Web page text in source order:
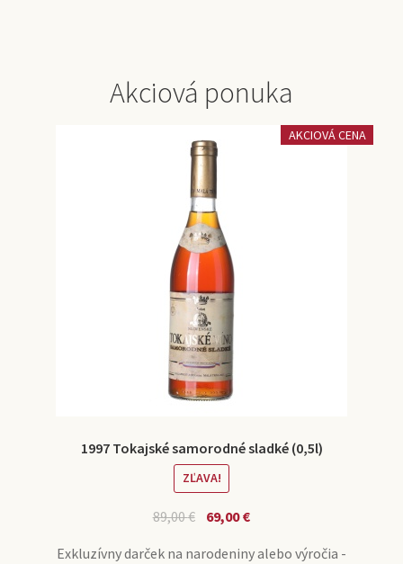
Akciová ponuka
AKCIOVÁ CENA
1997 Tokajské samorodné sladké (0,5l)
ZĽAVA!
89,00€ 69,00€
Exkluzívny darček na narodeniny alebo výročia -